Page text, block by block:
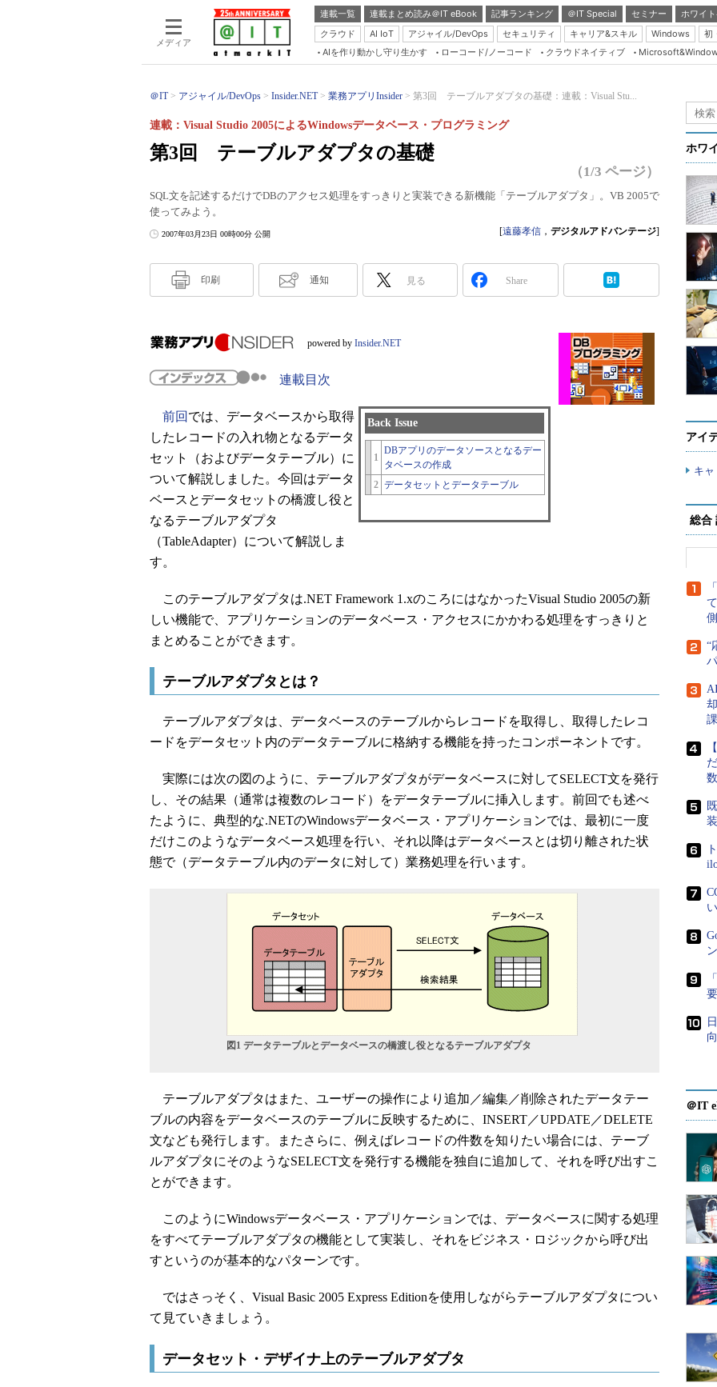
メディア
連載一覧 連載まとめ読み＠IT eBook 記事ランキング ＠IT Special セミナー
ホワイ
クラウド
AI IoT アジャイル/DevOps セキュリティ キャリア&スキル Windows
初
Server & Storage
Database Expert
Master of IP Network
Security & Trust
Test & Tools
ブログ
AIを作り動かし守り生かす ローコード/ノーコード クラウドネイティブ
＠IT アジャイル/DevOps Insider.NET 業務アプリInsider 第3回 テーブルアダプタの基礎：連載：Visual Stu...
第3回 テーブルアダプタの基礎
連載：Visual Studio 2005によるWindowsデータベース・プログラミング
（1/3 ページ）
SQL文を記述するだけでDBのアクセス処理をすっきりと実装できる新機能「テーブルアダプタ」。VB 2005で
使ってみよう。
2007年03月23日 00時00分 公開 [遠藤孝信 ， デジタルアドバンテージ]
印刷 通知 見る Share
powered by Insider.NET
連載目次
Back Issue
1
DBアプリのデータソースとなるデー
タベースの作成
2 データセットとデータテーブル
前回 では、データベースから取得
したレコードの入れ物となるデータ
セット（およびデータテーブル）に
ついて解説しました。今回はデータ
ベースとデータセットの橋渡し役と
なるテーブルアダプタ
（TableAdapter）について解説しま
す。
このテーブルアダプタは.NET Framework 1.xのころにはなかったVisual Studio 2005の新
しい機能で、アプリケーションのデータベース・アクセスにかかわる処理をすっきりと
まとめることができます。
テーブルアダプタとは？
テーブルアダプタは、データベースのテーブルからレコードを取得し、取得したレコ
ードをデータセット内のデータテーブルに格納する機能を持ったコンポーネントです。
実際には次の図のように、テーブルアダプタがデータベースに対してSELECT文を発行
し、その結果（通常は複数のレコード）をデータテーブルに挿入します。前回でも述べ
たように、典型的な.NETのWindowsデータベース・アプリケーションでは、最初に一度
だけこのようなデータベース処理を行い、それ以降はデータベースとは切り離された状
態で（データテーブル内のデータに対して）業務処理を行います。
図1 データテーブルとデータベースの橋渡し役となるテーブルアダプタ
テーブルアダプタはまた、ユーザーの操作により追加／編集／削除されたデータテー
ブルの内容をデータベースのテーブルに反映するために、INSERT／UPDATE／DELETE
文なども発行します。またさらに、例えばレコードの件数を知りたい場合には、テーブ
ルアダプタにそのようなSELECT文を発行する機能を独自に追加して、それを呼び出すこ
とができます。
このようにWindowsデータベース・アプリケーションでは、データベースに関する処理
をすべてテーブルアダプタの機能として実装し、それをビジネス・ロジックから呼び出
すというのが基本的なパターンです。
ではさっそく、Visual Basic 2005 Express Editionを使用しながらテーブルアダプタについ
て見ていきましょう。
データセット・デザイナ上のテーブルアダプタ
ホワ
アイ
キ
総合
“
＠IT